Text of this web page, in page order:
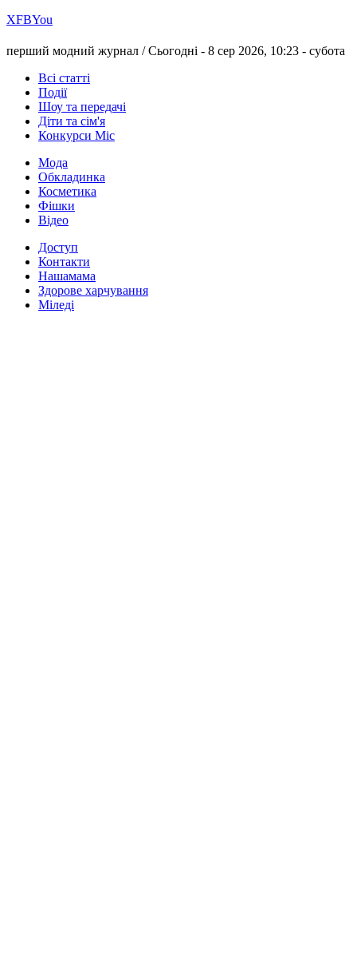
ХFBYou
перший модний журнал /Сьогодні - 8 сер 2026, 10:23 - субота
Всі статті
Події
Шоу та передачі
Діти та сім'я
Конкурси Міс
Мода
Обкладинка
Косметика
Фішки
Відео
Доступ
Контакти
Нашамама
Здорове харчування
Міледі